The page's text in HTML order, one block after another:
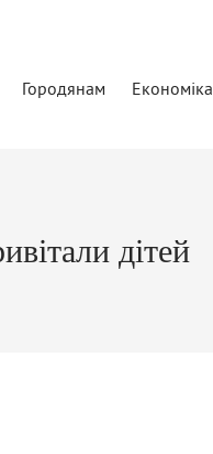
Городянам Економіка
дітей